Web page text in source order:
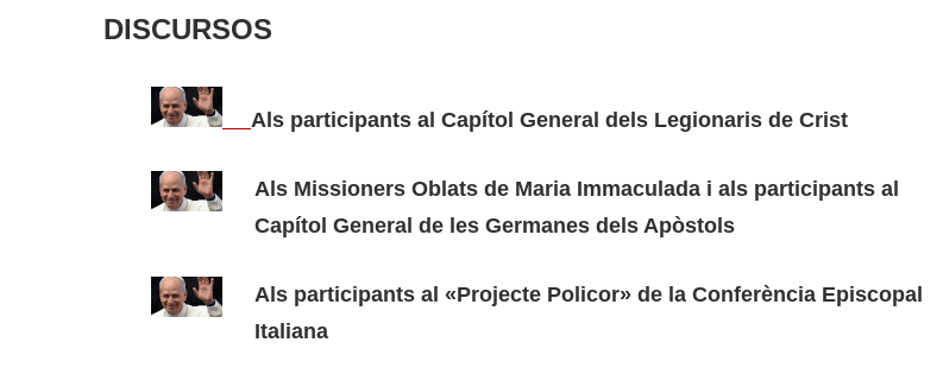
DISCURSOS
Als participants al Capítol General dels Legionaris de Crist
Als Missioners Oblats de Maria Immaculada i als participants al
Capítol General de les Germanes dels Apòstols
Als participants al «Projecte Policor» de la Conferència Episcopal
Italiana